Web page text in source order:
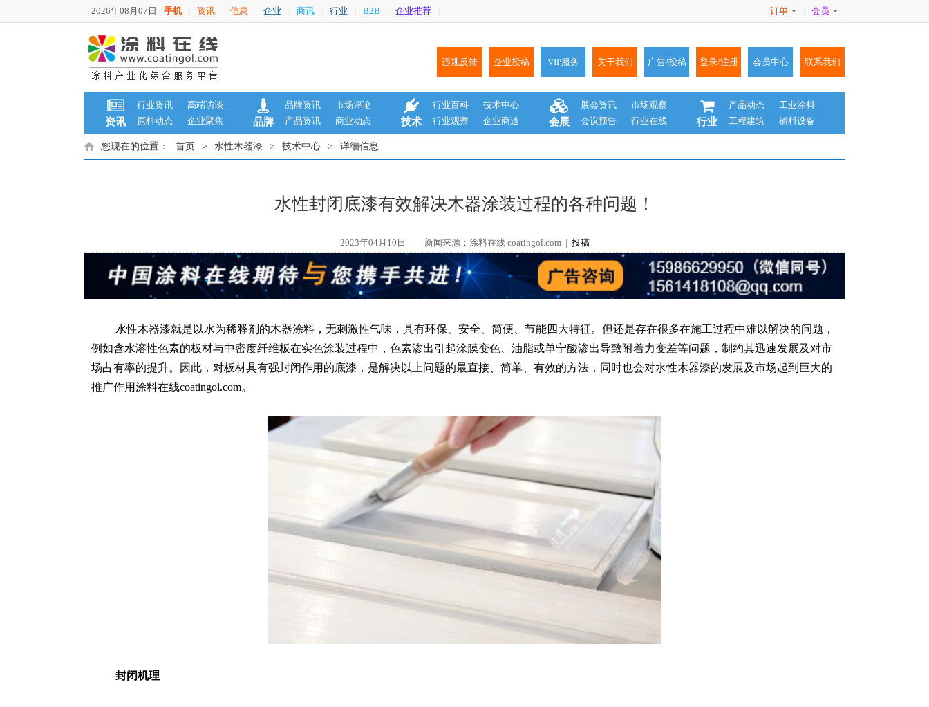
2026年08月07日 手机 资讯 信息 企业 商讯 行业 B2B 企业推荐 订单 会员
违规反馈 企业投稿 VIP服务 关于我们 广告/投稿 登录/注册 会员中心 联系我们
资讯
行业资讯
高端访谈
原料动态
企业聚焦 品牌
品牌资讯
市场评论
产品资讯
商业动态 技术
行业百科
技术中心
行业观察
企业商道 会展
展会资讯
市场观察
会议预告
行业在线 行业
产品动态
工业涂料
工程建筑
辅料设备
您现在的位置： 首页 > 水性木器漆 > 技术中心 > 详细信息
水性封闭底漆有效解决木器涂装过程的各种问题！
2023年04月10日 新闻来源：涂料在线 coatingol.com | 投稿
水性木器漆就是以水为稀释剂的木器涂料，无刺激性气味，具有环保、安全、简便、节能四大特征。但还是存在很多在施工过程中难以解决的问题，
例如含水溶性色素的板材与中密度纤维板在实色涂装过程中，色素渗出引起涂膜变色、油脂或单宁酸渗出导致附着力变差等问题，制约其迅速发展及对市
场占有率的提升。因此，对板材具有强封闭作用的底漆，是解决以上问题的最直接、简单、有效的方法，同时也会对水性木器漆的发展及市场起到巨大的
推广作用涂料在线coatingol.com。
封闭机理